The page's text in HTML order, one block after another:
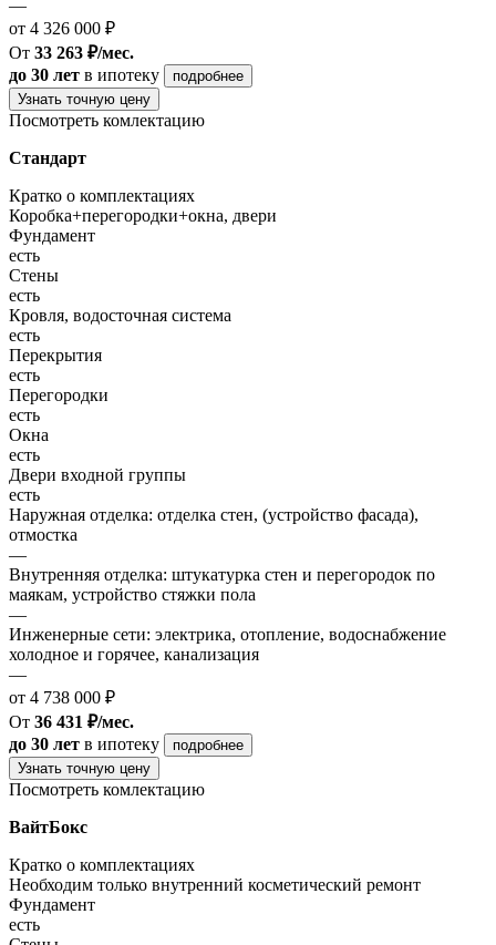
—
от 4 326 000 ₽
От 33 263 ₽/мес.
до 30 лет в ипотеку
подробнее
Узнать точную цену
Посмотреть комлектацию
Стандарт
Кратко о комплектациях
Коробка+перегородки+окна, двери
Фундамент
есть
Стены
есть
Кровля, водосточная система
есть
Перекрытия
есть
Перегородки
есть
Окна
есть
Двери входной группы
есть
Наружная отделка: отделка стен, (устройство фасада),
отмостка
—
Внутренняя отделка: штукатурка стен и перегородок по
маякам, устройство стяжки пола
—
Инженерные сети: электрика, отопление, водоснабжение
холодное и горячее, канализация
—
от 4 738 000 ₽
От 36 431 ₽/мес.
до 30 лет в ипотеку
подробнее
Узнать точную цену
Посмотреть комлектацию
ВайтБокс
Кратко о комплектациях
Необходим только внутренний косметический ремонт
Фундамент
есть